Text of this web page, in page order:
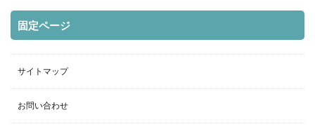
固定ページ
サイトマップ
お問い合わせ